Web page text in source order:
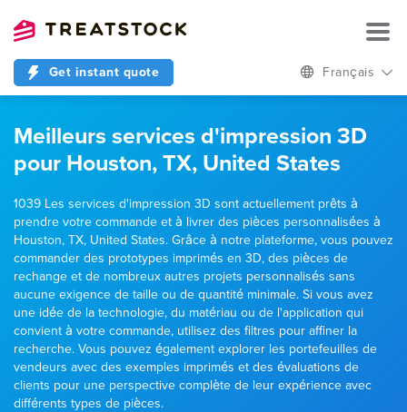
Get instant quote Français
Meilleurs services d'impression 3D
pour Houston, TX, United States
1039 Les services d'impression 3D sont actuellement prêts à
prendre votre commande et à livrer des pièces personnalisées à
Houston, TX, United States. Grâce à notre plateforme, vous pouvez
commander des prototypes imprimés en 3D, des pièces de
rechange et de nombreux autres projets personnalisés sans
aucune exigence de taille ou de quantité minimale. Si vous avez
une idée de la technologie, du matériau ou de l'application qui
convient à votre commande, utilisez des filtres pour affiner la
recherche. Vous pouvez également explorer les portefeuilles de
vendeurs avec des exemples imprimés et des évaluations de
clients pour une perspective complète de leur expérience avec
différents types de pièces.